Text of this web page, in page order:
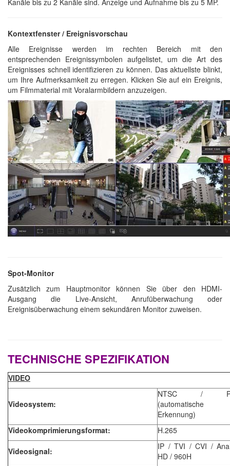
Kontextfenster / Ereignisvorschau
Alle Ereignisse werden im rechten Bereich mit den
entsprechenden Ereignissymbolen aufgelistet, um die Art des
Ereignisses schnell identifizieren zu können. Das aktuellste blinkt,
um Ihre Aufmerksamkeit zu erregen. Klicken Sie auf ein Ereignis,
um Filmmaterial mit Voralarmbildern anzuzeigen.
Spot-Monitor
Zusätzlich zum Hauptmonitor können Sie über den HDMI-
Ausgang die Live-Ansicht, Anrufüberwachung oder
Ereignisüberwachung einem sekundären Monitor zuweisen.
TECHNISCHE SPEZIFIKATION
VIDEO
Videosystem:
NTSC /
(automatische
Erkennung)
Videokomprimierungsformat:
H.265
Videosignal:
IP / TVI / CVI /
HD / 960H